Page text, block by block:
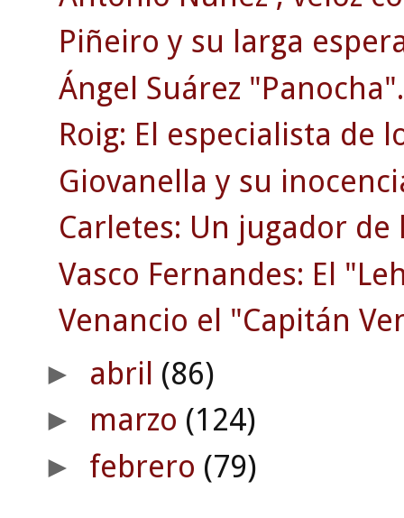
Piñeiro y su larga
Ángel Suárez "Panocha".
Roig: El especialista de
Giovanella y su
Carletes: Un jugador de
Vasco Fernandes: El
Venancio el "Capitán
► abril (86)
► marzo (124)
► febrero (79)